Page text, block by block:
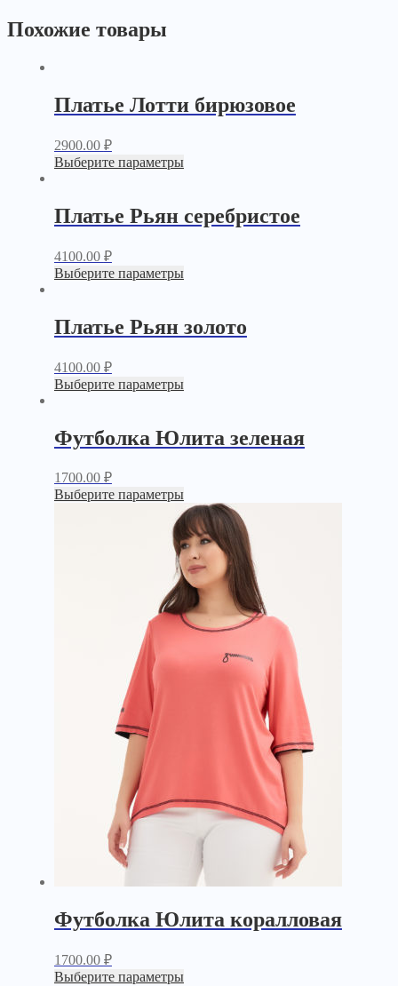
Похожие товары
Платье Лотти бирюзовое
2900.00 ₽
Выберите параметры
Платье Рьян серебристое
4100.00 ₽
Выберите параметры
Платье Рьян золото
4100.00 ₽
Выберите параметры
Футболка Юлита зеленая
1700.00 ₽
Выберите параметры
Футболка Юлита коралловая
1700.00 ₽
Выберите параметры